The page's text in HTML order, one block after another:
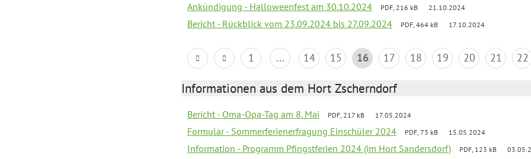
Ankündigung - Halloweenfest am 30.10.2024 PDF, 216 kB 21.10.2024
Bericht - Rückblick vom 23.09.2024 bis 27.09.2024 PDF, 464 kB 17.10.2024
1 ... 14 15 16 17 18 19 20 21 22
Informationen aus dem Hort Zscherndorf
Bericht - Oma-Opa-Tag am 8. Mai PDF, 217 kB 17.05.2024
Formular - Sommerferienerfragung Einschüler 2024 PDF, 73 kB 15.05.2024
Information - Programm Pfingstferien 2024 (im Hort Sandersdorf) PDF, 123 kB